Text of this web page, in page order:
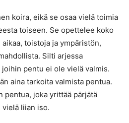
koira, eikä se osaa vielä toimia
toiseen. Se opettelee koko
toistoja ja ympäristön,
Silti arjessa
pentu ei ole vielä valmis.
aina tarkoita valmista pentua.
pentua, joka yrittää pärjätä
liian iso.